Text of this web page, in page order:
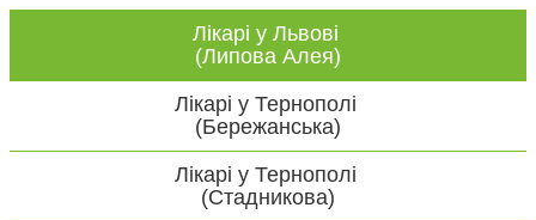
Лікарі у Львові
(Липова Алея)
Лікарі у Тернополі
(Бережанська)
Лікарі у Тернополі
(Стадникова)